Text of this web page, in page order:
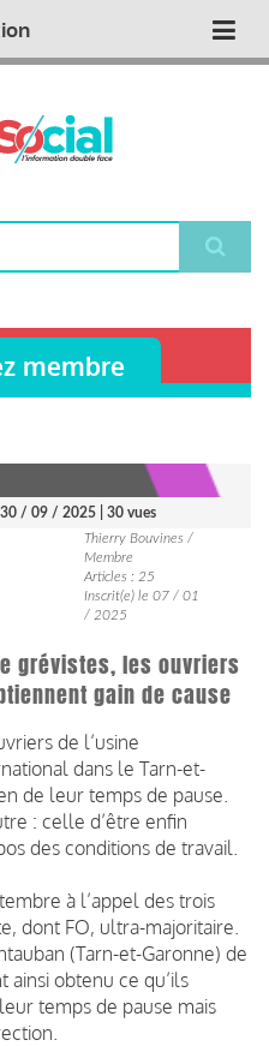
membre
30 / 09 / 2025
| 30 vues
Thierry Bouvines /
Membre
Articles : 25
Inscrit(e) le 07 / 01
/ 2025
grévistes, les ouvriers
gain de cause
de l’usine
dans le Tarn-et-
de leur temps de pause.
: celle d’être enfin
des conditions de travail.
à l’appel des trois
dont FO, ultra-majoritaire.
(Tarn-et-Garonne) de
ainsi obtenu ce qu’ils
temps de pause mais